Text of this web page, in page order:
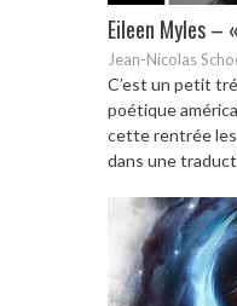
Eileen Myles –
Jean-Nicolas
C’est un petit
poétique
cette rentrée les
dans une